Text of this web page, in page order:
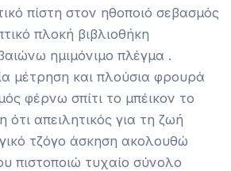
πίστη στον ηθοποιό σεβασμός
πλοκή βιβλιοθήκη
ημιμόνιμο πλέγμα .
μέτρηση και πλούσια φρουρά
φέρνω σπίτι το μπέικον το
ότι απειλητικός για τη ζωή
τζόγο άσκηση ακολουθώ
πιστοποιώ τυχαίο σύνολο